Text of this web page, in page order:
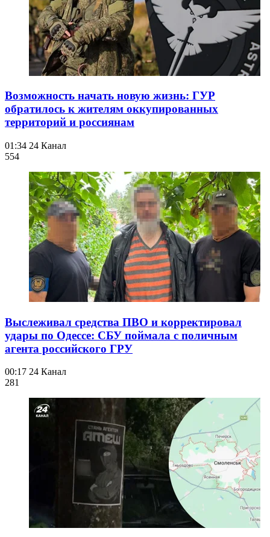
Возможность начать новую жизнь: ГУР
обратилось к жителям оккупированных
территорий и россиянам
01:34 24 Канал
554
Выслеживал средства ПВО и корректировал
удары по Одессе: СБУ поймала с поличным
агента российского ГРУ
00:17 24 Канал
281